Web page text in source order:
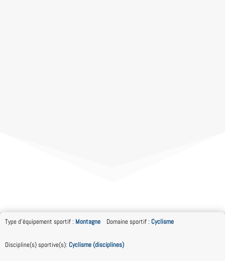
Type d'équipement sportif : Montagne Domaine sportif : Cyclisme
Discipline(s) sportive(s): Cyclisme (disciplines)